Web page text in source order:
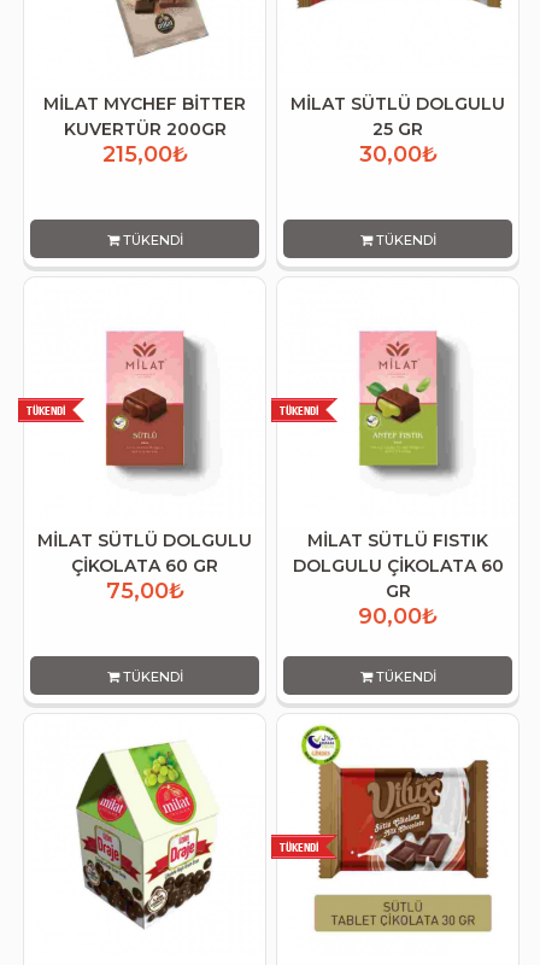
MİLAT MYCHEF BİTTER
KUVERTÜR 200GR
215,00₺
TÜKENDI
MİLAT SÜTLÜ DOLGULU
25 GR
30,00₺
TÜKENDI
MİLAT SÜTLÜ DOLGULU
ÇİKOLATA 60 GR
75,00₺
TÜKENDI
MİLAT SÜTLÜ FISTIK
DOLGULU ÇİKOLATA 60
GR
90,00₺
TÜKENDI